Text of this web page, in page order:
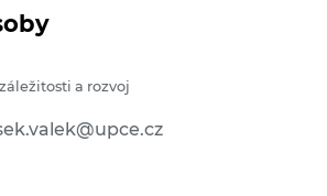
a rozvoj